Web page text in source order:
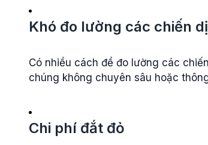
Khó đo lường các chiến
Có nhiều cách để đo lường các
chúng không chuyên sâu hoặc
Chi phí đắt đỏ